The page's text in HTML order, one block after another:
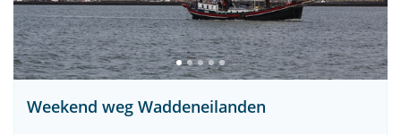
Weekend weg Waddeneilanden